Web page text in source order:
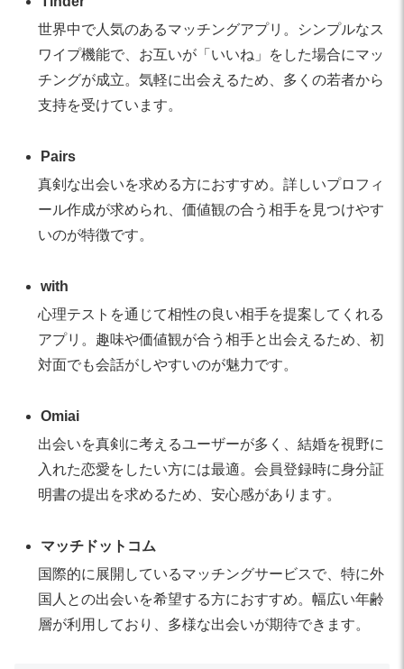
世界中で人気のあるマッチングアプリ。シンプルなス
ワイプ機能で、お互いが「いいね」をした場合にマッ
チングが成立。気軽に出会えるため、多くの若者から
支持を受けています。
Pairs
真剣な出会いを求める方におすすめ。詳しいプロフィ
ール作成が求められ、価値観の合う相手を見つけやす
いのが特徴です。
with
心理テストを通じて相性の良い相手を提案してくれる
アプリ。趣味や価値観が合う相手と出会えるため、初
対面でも会話がしやすいのが魅力です。
Omiai
出会いを真剣に考えるユーザーが多く、結婚を視野に
入れた恋愛をしたい方には最適。会員登録時に身分証
明書の提出を求めるため、安心感があります。
マッチドットコム
国際的に展開しているマッチングサービスで、特に外
国人との出会いを希望する方におすすめ。幅広い年齢
層が利用しており、多様な出会いが期待できます。